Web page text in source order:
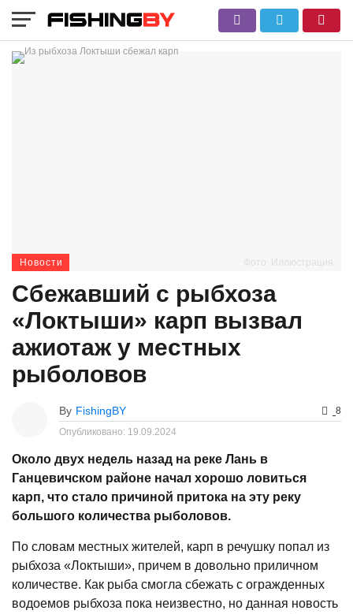
Фото: Иллюстрация
Новости
Сбежавший с рыбхоза
«Локтыши» карп вызвал
ажиотаж у местных
рыболовов
By FishingBY
8
Опубликовано: 19.09.2024
Около двух недель назад на реке Лань в
Ганцевичском районе начал хорошо ловиться
карп, что стало причиной притока на эту реку
большого количества рыболовов.
По словам местных жителей, карп в речушку попал из
рыбхоза «Локтыши», причем в довольно приличном
количестве. Как рыба смогла сбежать с огражденных
водоемов рыбхоза пока неизвестно, но данная новость